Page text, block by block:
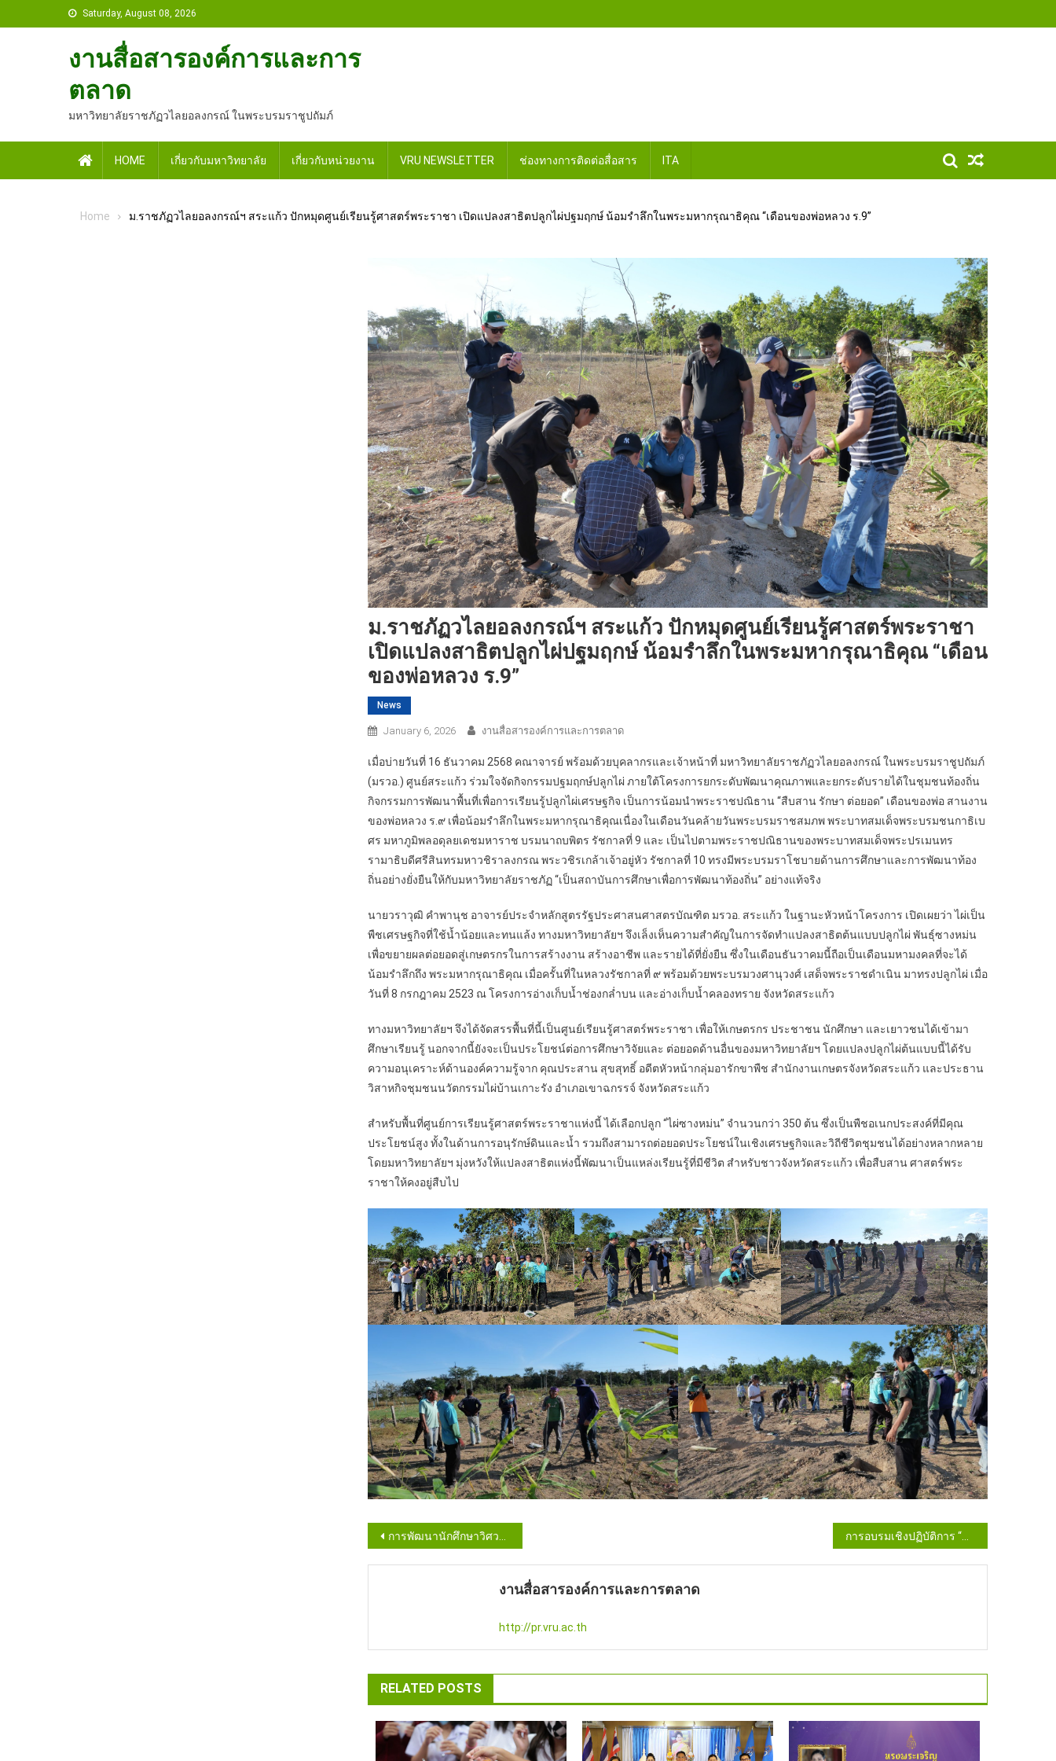
to
Saturday, August 08, 2026
งานสื่อสารองค์การและการ
ตลาด
มหาวิทยาลัยราชภัฏวไลยอลงกรณ์ ในพระบรมราชูปถัมภ์
Home
HOME เกี่ยวกับมหาวิทยาลัย เกี่ยวกับหน่วยงาน VRU NEWSLETTER ช่องทางการติดต่อสื่อสาร ITA
Home ม.ราชภัฏวไลยอลงกรณ์ฯ สระแก้ว ปักหมุดศูนย์เรียนรู้ศาสตร์พระราชา เปิดแปลงสาธิตปลูกไผ่ปฐมฤกษ์ น้อมรำลึกในพระมหากรุณาธิคุณ “เดือนของพ่อหลวง ร.9”
ม.ราชภัฏวไลยอลงกรณ์ฯ สระแก้ว ปักหมุดศูนย์เรียนรู้ศาสตร์พระราชา
เปิดแปลงสาธิตปลูกไผ่ปฐมฤกษ์ น้อมรำลึกในพระมหากรุณาธิคุณ “เดือน
ของพ่อหลวง ร.9”
News
January 6, 2026 งานสื่อสารองค์การและการตลาด
เมื่อบ่ายวันที่ 16 ธันวาคม 2568 คณาจารย์ พร้อมด้วยบุคลากรและเจ้าหน้าที่ มหาวิทยาลัยราชภัฏวไลยอลงกรณ์ ในพระบรมราชูปถัมภ์
(มรวอ.) ศูนย์สระแก้ว ร่วมใจจัดกิจกรรมปฐมฤกษ์ปลูกไผ่ ภายใต้โครงการยกระดับพัฒนาคุณภาพและยกระดับรายได้ในชุมชนท้องถิ่น
กิจกรรมการพัฒนาพื้นที่เพื่อการเรียนรู้ปลูกไผ่เศรษฐกิจ เป็นการน้อมนำพระราชปณิธาน “สืบสาน รักษา ต่อยอด” เดือนของพ่อ สานงาน
ของพ่อหลวง ร.๙ เพื่อน้อมรำลึกในพระมหากรุณาธิคุณเนื่องในเดือนวันคล้ายวันพระบรมราชสมภพ พระบาทสมเด็จพระบรมชนกาธิเบ
ศร มหาภูมิพลอดุลยเดชมหาราช บรมนาถบพิตร รัชกาลที่ 9 และ เป็นไปตามพระราชปณิธานของพระบาทสมเด็จพระปรเมนทร
รามาธิบดีศรีสินทรมหาวชิราลงกรณ พระวชิรเกล้าเจ้าอยู่หัว รัชกาลที่ 10 ทรงมีพระบรมราโชบายด้านการศึกษาและการพัฒนาท้อง
ถิ่นอย่างยั่งยืนให้กับมหาวิทยาลัยราชภัฏ “เป็นสถาบันการศึกษาเพื่อการพัฒนาท้องถิ่น” อย่างแท้จริง
นายวราวุฒิ คำพานุช อาจารย์ประจำหลักสูตรรัฐประศาสนศาสตรบัณฑิต มรวอ. สระแก้ว ในฐานะหัวหน้าโครงการ เปิดเผยว่า ไผ่เป็น
พืชเศรษฐกิจที่ใช้น้ำน้อยและทนแล้ง ทางมหาวิทยาลัยฯ จึงเล็งเห็นความสำคัญในการจัดทำแปลงสาธิตต้นแบบปลูกไผ่ พันธุ์ซางหม่น
เพื่อขยายผลต่อยอดสู่เกษตรกรในการสร้างงาน สร้างอาชีพ และรายได้ที่ยั่งยืน ซึ่งในเดือนธันวาคมนี้ถือเป็นเดือนมหามงคลที่จะได้
น้อมรำลึกถึง พระมหากรุณาธิคุณ เมื่อครั้นที่ในหลวงรัชกาลที่ ๙ พร้อมด้วยพระบรมวงศานุวงศ์ เสด็จพระราชดำเนิน มาทรงปลูกไผ่ เมื่อ
วันที่ 8 กรกฎาคม 2523 ณ โครงการอ่างเก็บน้ำช่องกล่ำบน และอ่างเก็บน้ำคลองทราย จังหวัดสระแก้ว
ทางมหาวิทยาลัยฯ จึงได้จัดสรรพื้นที่นี้เป็นศูนย์เรียนรู้ศาสตร์พระราชา เพื่อให้เกษตรกร ประชาชน นักศึกษา และเยาวชนได้เข้ามา
ศึกษาเรียนรู้ นอกจากนี้ยังจะเป็นประโยชน์ต่อการศึกษาวิจัยและ ต่อยอดด้านอื่นของมหาวิทยาลัยฯ โดยแปลงปลูกไผ่ต้นแบบนี้ได้รับ
ความอนุเคราะห์ด้านองค์ความรู้จาก คุณประสาน สุขสุทธิ์ อดีตหัวหน้ากลุ่มอารักขาพืช สำนักงานเกษตรจังหวัดสระแก้ว และประธาน
วิสาหกิจชุมชนนวัตกรรมไผ่บ้านเกาะรัง อำเภอเขาฉกรรจ์ จังหวัดสระแก้ว
สำหรับพื้นที่ศูนย์การเรียนรู้ศาสตร์พระราชาแห่งนี้ ได้เลือกปลูก “ไผ่ซางหม่น” จำนวนกว่า 350 ต้น ซึ่งเป็นพืชอเนกประสงค์ที่มีคุณ
ประโยชน์สูง ทั้งในด้านการอนุรักษ์ดินและน้ำ รวมถึงสามารถต่อยอดประโยชน์ในเชิงเศรษฐกิจและวิถีชีวิตชุมชนได้อย่างหลากหลาย
โดยมหาวิทยาลัยฯ มุ่งหวังให้แปลงสาธิตแห่งนี้พัฒนาเป็นแหล่งเรียนรู้ที่มีชีวิต สำหรับชาวจังหวัดสระแก้ว เพื่อสืบสาน ศาสตร์พระ
ราชาให้คงอยู่สืบไป
Post
navigation
การพัฒนานักศึกษาวิศวกรสังคมผู้ประกอบการใหม่ฝึกหัด (Startup) การอบรมเชิงปฏิบัติการ “พัฒนาให้ความรู้ด้านการเงินและพัสดุ”
งานสื่อสารองค์การและการตลาด
http://pr.vru.ac.th
RELATED POSTS